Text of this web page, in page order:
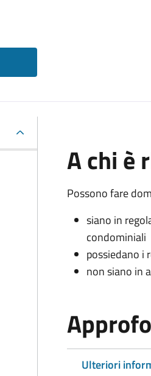
A chi è
Possono fare
siano in
condominiali
possiedano i
non siano in
Ulteriori